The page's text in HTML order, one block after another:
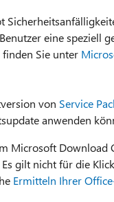
eine speziell
Sie unter
von Service
anwenden
Microsoft
gilt nicht für die
Ermitteln Ihrer